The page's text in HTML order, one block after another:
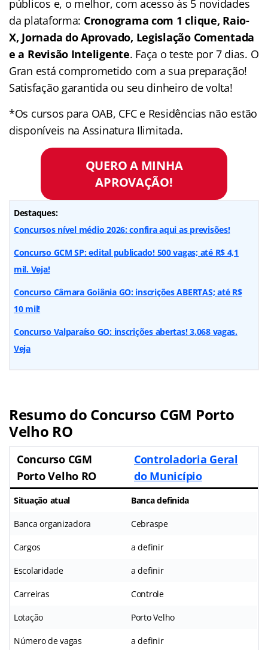
públicos e, o melhor, com acesso às 5 novidades
da plataforma: Cronograma com 1 clique, Raio-
X, Jornada do Aprovado, Legislação Comentada
e a Revisão Inteligente. Faça o teste por 7 dias. O
Gran está comprometido com a sua preparação!
Satisfação garantida ou seu dinheiro de volta!
*Os cursos para OAB, CFC e Residências não estão
disponíveis na Assinatura Ilimitada.
QUERO A MINHA
APROVAÇÃO!
Destaques:
Concursos nível médio 2026: confira aqui as previsões!
Concurso GCM SP: edital publicado! 500 vagas; até R$ 4,1
mil. Veja!
Concurso Câmara Goiânia GO: inscrições ABERTAS; até R$
10 mil!
Concurso Valparaíso GO: inscrições abertas! 3.068 vagas.
Veja
Resumo do Concurso CGM Porto
Velho RO
Concurso CGM
Porto Velho RO
Controladoria Geral
do Município
Situação atual Banca definida
Banca organizadora Cebraspe
Cargos a definir
Escolaridade a definir
Carreiras Controle
Lotação Porto Velho
Número de vagas a definir